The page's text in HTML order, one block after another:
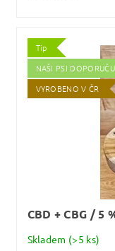
Tip
NAŠI PSI
VYROBENO V ČR
CBD + CBG / 5
Skladem (>5 ks)